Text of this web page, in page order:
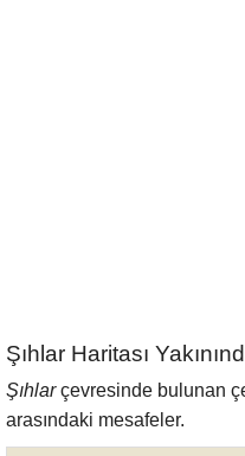
Şıhlar Haritası
Şıhlarçevresinde bulunan
arasındaki mesafeler.